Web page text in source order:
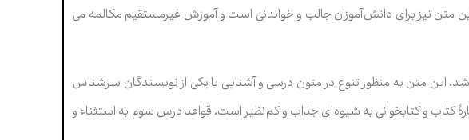
نيز برای دانش آموزان جالب و خواندنی است و آموزش غیرمستقیم مکالمه می
.اين متن به منظور تنوع در متون درسی و آشنايی با يکی از نويسندگان سرشناس
کتاب و کتابخوانی به شيوه ای جذاب و کم نظير است.قواعد درس سوم به استثناء و